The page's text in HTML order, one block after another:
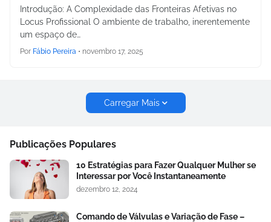
Introdução: A Complexidade das Fronteiras Afetivas no
Locus Profissional O ambiente de trabalho, inerentemente
um espaço de…
Por Fábio Pereira • novembro 17, 2025
Carregar Mais
Publicações Populares
10 Estratégias para Fazer Qualquer Mulher se
Interessar por Você Instantaneamente
dezembro 12, 2024
Comando de Válvulas e Variação de Fase –